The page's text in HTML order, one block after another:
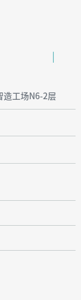
造工场N6-2层